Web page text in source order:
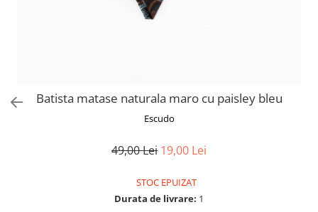
Batista matase naturala maro cu paisley bleu
Escudo
49,00 Lei 19,00 Lei
STOC EPUIZAT
Durata de livrare: 1